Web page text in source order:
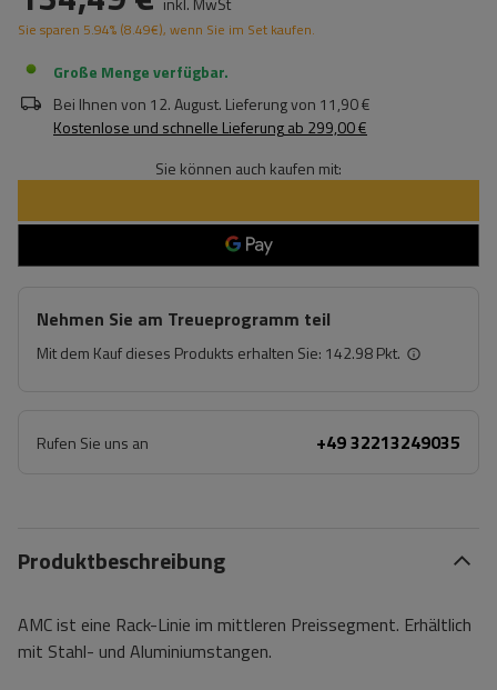
Sie sparen 5.94% (8.49€), wenn Sie im Set kaufen.
Große Menge verfügbar
Bei Ihnen von 12. August. Lieferung von 11,90 €
Kostenlose und schnelle Lieferungab 299,00 €
Sie können auch kaufen mit:
Nehmen Sie am Treueprogramm teil
Mit dem Kauf dieses Produkts erhalten Sie: 142.98 Pkt.
Rufen Sie uns an +49 32213249035
Produktbeschreibung
AMC ist eine Rack-Linie im mittleren Preissegment. Erhältlich
mit Stahl- und Aluminiumstangen.